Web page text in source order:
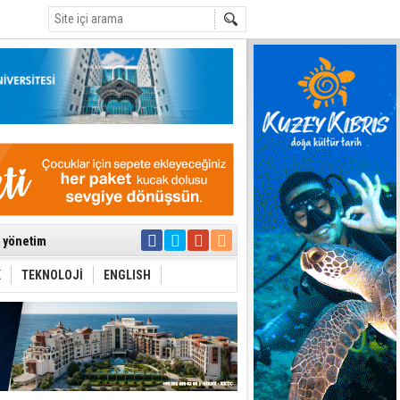
yönetim
arasında
Yasası
TEKNOLOJİ ENGLISH